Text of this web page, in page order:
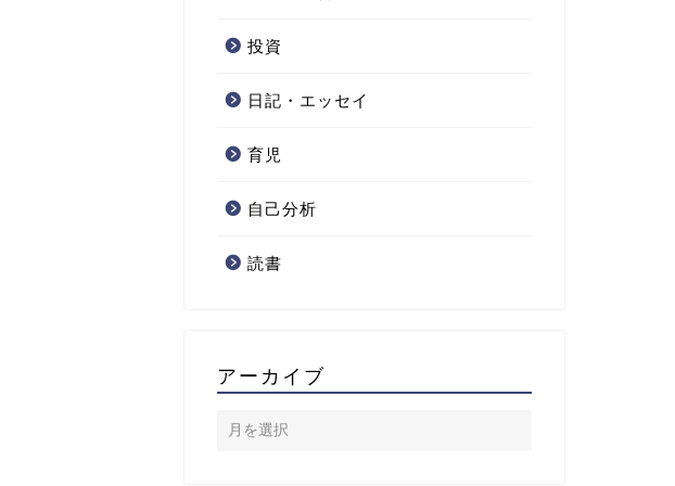
投資
日記・エッセイ
育児
自己分析
読書
アーカイブ